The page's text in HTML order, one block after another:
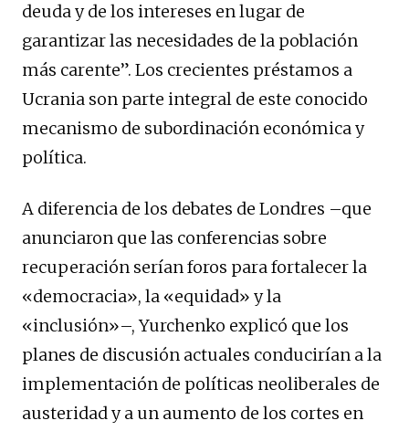
deuda y de los intereses en lugar de
garantizar las necesidades de la población
más carente”. Los crecientes préstamos a
Ucrania son parte integral de este conocido
mecanismo de subordinación económica y
política.
A diferencia de los debates de Londres –que
anunciaron que las conferencias sobre
recuperación serían foros para fortalecer la
«democracia», la «equidad» y la
«inclusión»–, Yurchenko explicó que los
planes de discusión actuales conducirían a la
implementación de políticas neoliberales de
austeridad y a un aumento de los cortes en